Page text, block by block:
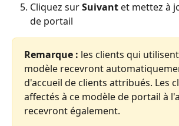
Cliquez sur Suivant et mettez à
de portail
Remarque : les clients qui
modèle recevront
d'accueil de clients attribués. Les
affectés à ce modèle de portail à
recevront également.